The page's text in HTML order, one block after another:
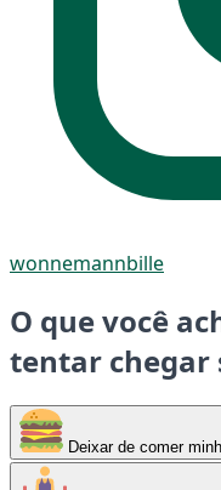
wonnemannbille
O que você
tentar chegar
Deixar de comer